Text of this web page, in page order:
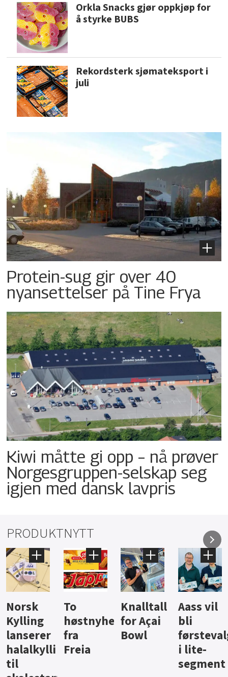
Orkla Snacks gjør oppkjøp for
å styrke BUBS
Rekordsterk sjømateksport i
juli
Protein-sug gir over 40
nyansettelser på Tine Frya
Kiwi måtte gi opp – nå prøver
Norgesgruppen-selskap seg
igjen med dansk lavpris
PRODUKTNYTT
Knalltall
for Açai
Bowl
Aass vil
bli
førstevalg
i lite-
Brus og
jus fra
Berentsen
Hard
iste fra
Hansa